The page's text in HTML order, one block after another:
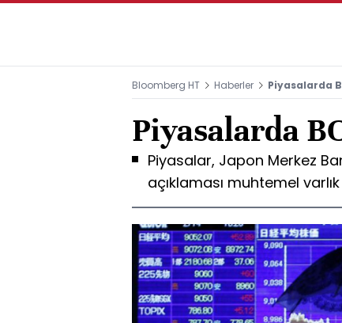
Bloomberg HT Haberler Piyasalarda
Piyasalarda
Piyasalar, Japon Merkez
açıklaması muhtemel varlık